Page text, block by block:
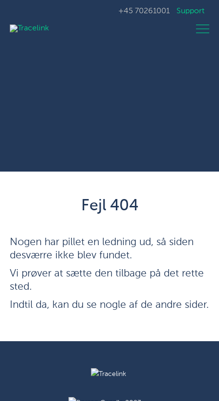
+45 70261001 Support
Fejl 404
Nogen har pillet en ledning ud, så siden
desværre ikke blev fundet.
Vi prøver at sætte den tilbage på det rette
sted.
Indtil da, kan du se nogle af de andre sider.